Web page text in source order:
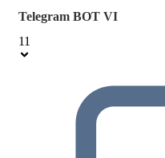
Telegram BOT VI
11